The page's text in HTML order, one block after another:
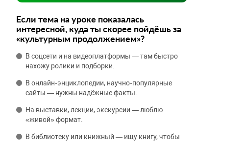
Если тема на уроке показалась
интересной, куда ты скорее пойдёшь за
«культурным продолжением»?
В соцсети и на видеоплатформы — там быстро
нахожу ролики и подборки.
В онлайн‑энциклопедии, научно‑популярные
сайты — нужны надёжные факты.
На выставки, лекции, экскурсии — люблю
«живой» формат.
В библиотеку или книжный — ищу книгу, чтобы